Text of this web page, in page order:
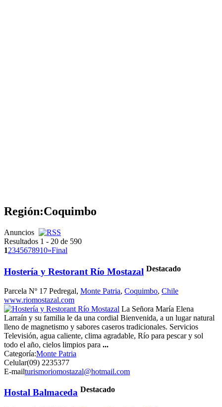
Región:Coquimbo
Anuncios
Resultados 1 - 20 de 590
12345678910»Final
Hostería y Restorant Río Mostazal Destacado
Parcela Nº 17 Pedregal, Monte Patria, Coquimbo, Chile
www.riomostazal.com
La Señora María Elena
Larraín y su familia le da una cordial Bienvenida, a un lugar natural
lleno de magnetismo y sabores caseros tradicionales. Servicios
Televisión, agua caliente, clima agradable, Río para pescar y sol
todo el año, cielos limpios para ...
Categoría:Monte Patria
Celular(09) 2235377
E-mailturismoriomostazal@hotmail.com
Hostal Balmaceda Destacado